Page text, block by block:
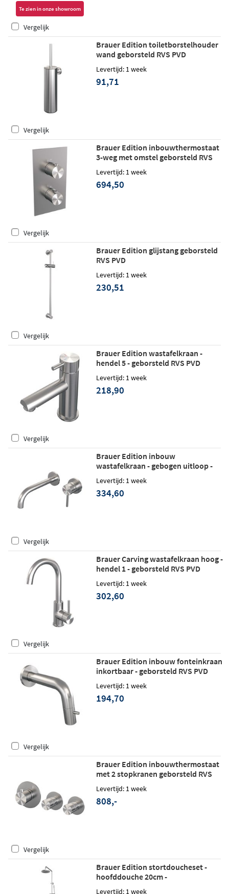
Te zien in onze showroom
Vergelijk
Brauer Edition toiletborstelhouder
wand geborsteld RVS PVD
Levertijd: 1 week
91,71
Vergelijk
Brauer Edition inbouwthermostaat
3-weg met omstel geborsteld RVS
Levertijd: 1 week
694,50
Vergelijk
Brauer Edition glijstang geborsteld
RVS PVD
Levertijd: 1 week
230,51
Vergelijk
Brauer Edition wastafelkraan -
hendel 5 - geborsteld RVS PVD
Levertijd: 1 week
218,90
Vergelijk
Brauer Edition inbouw
wastafelkraan - gebogen uitloop -
geborsteld RVS PVD
Levertijd: 1 week
334,60
Vergelijk
Brauer Carving wastafelkraan hoog -
hendel 1 - geborsteld RVS PVD
Levertijd: 1 week
302,60
Vergelijk
Brauer Edition inbouw fonteinkraan
inkortbaar - geborsteld RVS PVD
Levertijd: 1 week
194,70
Vergelijk
Brauer Edition inbouwthermostaat
met 2 stopkranen geborsteld RVS
Levertijd: 1 week
808,-
Vergelijk
Brauer Edition stortdoucheset -
hoofddouche 20cm -
staafhanddouche - geborsteld RVS
Levertijd: 1 week